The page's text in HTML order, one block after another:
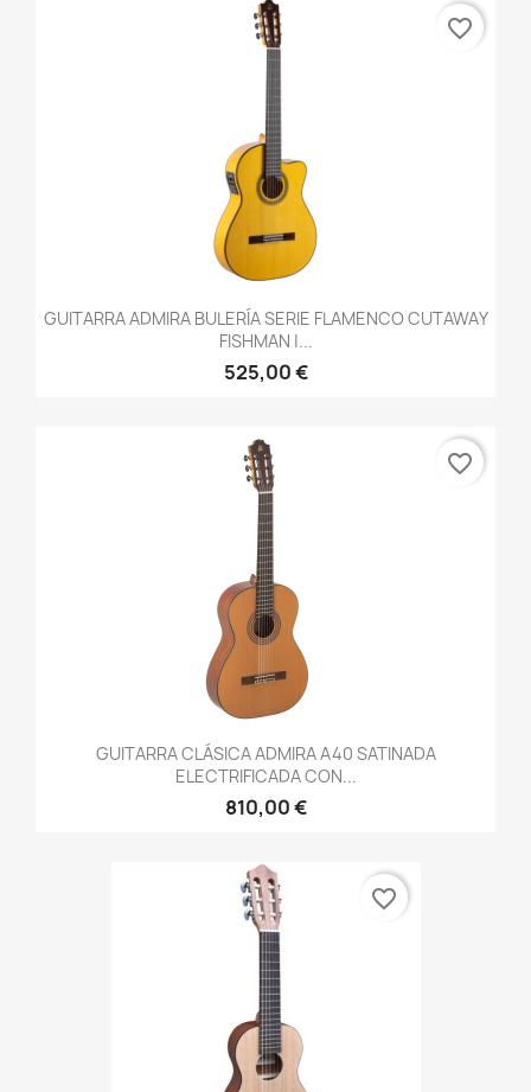
GUITARRA ADMIRA BULERÍA SERIE FLAMENCO CUTAWAY
FISHMAN |...
525,00 €
favorite_border
GUITARRA CLÁSICA ADMIRA A40 SATINADA
ELECTRIFICADA CON...
810,00 €
favorite_border
favorite_border